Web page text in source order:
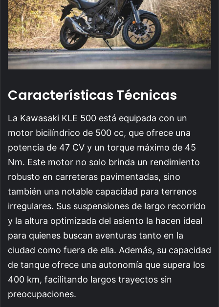
Características Técnicas
La Kawasaki KLE 500 está equipada con un
motor bicilíndrico de 500 cc, que ofrece una
potencia de 47 CV y un torque máximo de 45
Nm. Este motor no solo brinda un rendimiento
robusto en carreteras pavimentadas, sino
también una notable capacidad para terrenos
irregulares. Sus suspensiones de largo recorrido
y la altura optimizada del asiento la hacen ideal
para quienes buscan aventuras tanto en la
ciudad como fuera de ella. Además, su capacidad
de tanque ofrece una autonomía que supera los
400 km, facilitando largos trayectos sin
preocupaciones.